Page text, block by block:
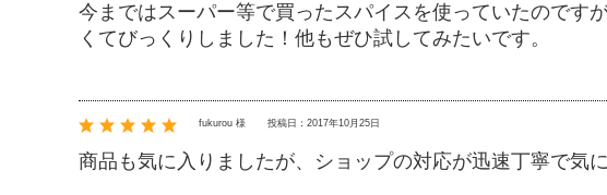
今まではスーパー等で買ったスパイスを使っていたのです
くてびっくりしました！他もぜひ試してみたいです。
fukurou 様 投稿日：2017年10月25日
商品も気に入りましたが、ショップの対応が迅速丁寧で気に